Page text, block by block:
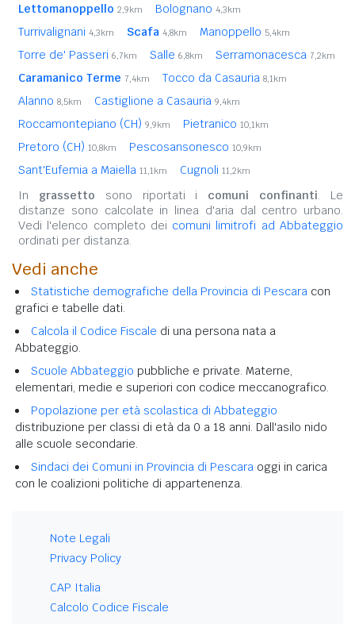
Lettomanoppello 2,9km Bolognano 4,3km
Turrivalignani 4,3km Scafa 4,8km Manoppello 5,4km
Torre de' Passeri 6,7km Salle 6,8km Serramonacesca 7,2km
Caramanico Terme 7,4km Tocco da Casauria 8,1km
Alanno 8,5km Castiglione a Casauria 9,4km
Roccamontepiano (CH) 9,9km Pietranico 10,1km
Pretoro (CH) 10,8km Pescosansonesco 10,9km
Sant'Eufemia a Maiella 11,1km Cugnoli 11,2km
In grassetto sono riportati i comuni confinanti. Le
distanze sono calcolate in linea d'aria dal centro urbano.
Vedi l'elenco completo dei comuni limitrofi ad Abbateggio
ordinati per distanza.
Vedi anche
Statistiche demografiche della Provincia di Pescara con
grafici e tabelle dati.
Calcola il Codice Fiscale di una persona nata a
Abbateggio.
Scuole Abbateggio pubbliche e private. Materne,
elementari, medie e superiori con codice meccanografico.
Popolazione per età scolastica di Abbateggio
distribuzione per classi di età da 0 a 18 anni. Dall'asilo nido
alle scuole secondarie.
Sindaci dei Comuni in Provincia di Pescara oggi in carica
con le coalizioni politiche di appartenenza.
Note Legali
Privacy Policy
CAP Italia
Calcolo Codice Fiscale